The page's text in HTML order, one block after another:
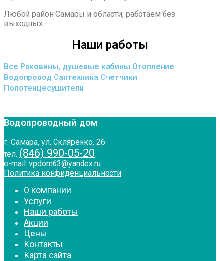
Любой район Самары и области, работаем без
выходных.
Наши работы
Все Раковины, душевые кабины Отопление
Водопровод Сантехника Счетчики
Полотенцесушители
Водопроводный дом
г. Самара, ул. Скляренко, 26
тел. (846) 990-05-20
e-mail: vpdom63@yandex.ru
Политика конфиденциальности
О компании
Услуги
Наши работы
Акции
Цены
Контакты
Карта сайта